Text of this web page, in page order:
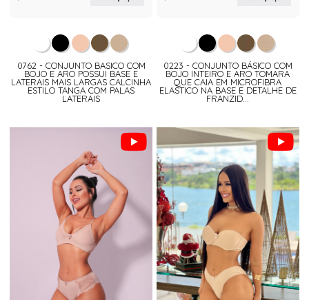
0762 - CONJUNTO BASICO COM
BOJO E ARO POSSUI BASE E
LATERAIS MAIS LARGAS CALCINHA
ESTILO TANGA COM PALAS
LATERAIS
0223 - CONJUNTO BÁSICO COM
BOJO INTEIRO E ARO TOMARA
QUE CAIA EM MICROFIBRA
ELASTICO NA BASE E DETALHE DE
FRANZID...